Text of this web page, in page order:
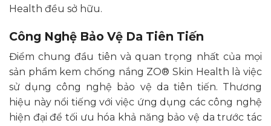
Health đều sở hữu.
Công Nghệ Bảo Vệ Da Tiên Tiến
Điểm chung đầu tiên và quan trọng nhất của mọi
sản phẩm kem chống nắng ZO® Skin Health là việc
sử dụng công nghệ bảo vệ da tiên tiến. Thương
hiệu này nổi tiếng với việc ứng dụng các công nghệ
hiện đại để tối ưu hóa khả năng bảo vệ da trước tác